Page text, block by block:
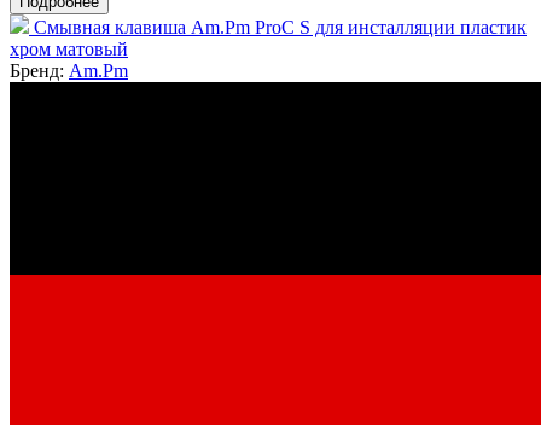
Смывная клавиша Am.Pm ProC S для инсталляции пластик
хром матовый
Бренд: Am.Pm